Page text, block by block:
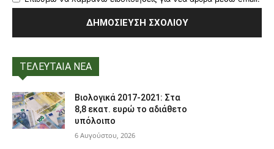
ΤΕΛΕΥΤΑΙΑ ΝΕΑ
Βιολογικά 2017-2021: Στα
8,8 εκατ. ευρώ το αδιάθετο
υπόλοιπο
6 Αυγούστου, 2026